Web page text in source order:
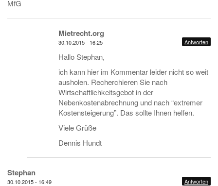
MfG
Mietrecht.org
30.10.2015 - 16:25 Antworten
Hallo Stephan,
ich kann hier im Kommentar leider nicht so weit
ausholen. Recherchieren Sie nach
Wirtschaftlichkeitsgebot in der
Nebenkostenabrechnung und nach “extremer
Kostensteigerung”. Das sollte Ihnen helfen.
Viele Grüße
Dennis Hundt
Stephan
30.10.2015 - 16:49 Antworten